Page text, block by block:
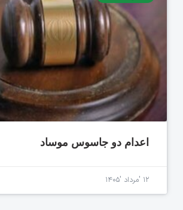
اعدام دو جاسوس موساد
۱۲ 'مرداد '۱۴۰۵